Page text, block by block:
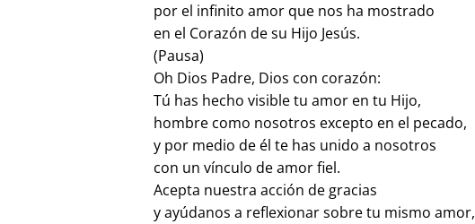
por el infinito amor que nos ha mostrado
en el Corazón de su Hijo Jesús.
(Pausa)
Oh Dios Padre, Dios con corazón:
Tú has hecho visible tu amor en tu Hijo,
hombre como nosotros excepto en el pecado,
y por medio de él te has unido a nosotros
con un vínculo de amor fiel.
Acepta nuestra acción de gracias
y ayúdanos a reflexionar sobre tu mismo amor,